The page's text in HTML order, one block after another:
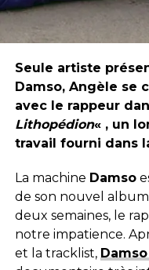
Seule artiste
Damso, Angèle se
avec le rappeur
Lithopédion« , un
travail fourni dans
La machine Damso
de son nouvel
deux semaines, le
notre impatience.
et la tracklist, Damso